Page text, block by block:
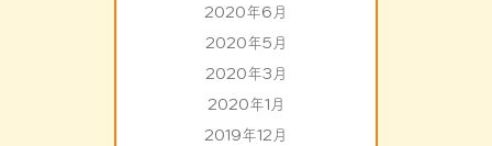
2020年6月
2020年5月
2020年3月
2020年1月
2019年12月